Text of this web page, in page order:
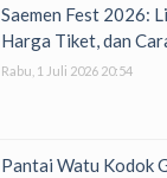
Saemen Fest 2026:
Harga Tiket, dan
Rabu, 1 Juli 2026 20:54
Pantai Watu Kodok